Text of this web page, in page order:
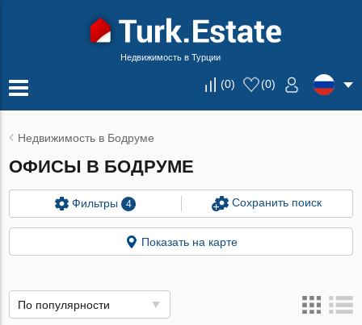
Недвижимость в Турции
(0) (0)
Недвижимость в Бодруме
ОФИСЫ В БОДРУМЕ
Фильтры 4 Сохранить поиск
Показать на карте
По популярности